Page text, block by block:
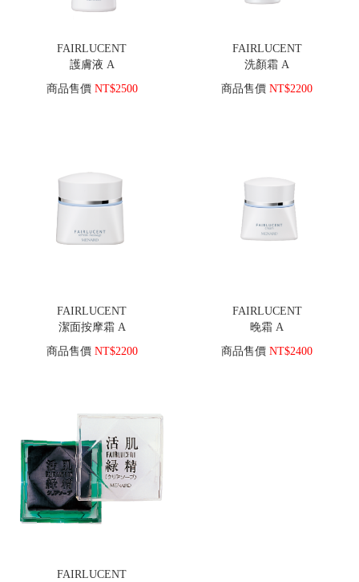
FAIRLUCENT
護膚液 A
商品售價NT$2500
FAIRLUCENT
洗顏霜 A
商品售價 NT$2200
FAIRLUCENT
潔面按摩霜 A
商品售價NT$2200
FAIRLUCENT
晚霜 A
商品售價 NT$2400
FAIRLUCENT